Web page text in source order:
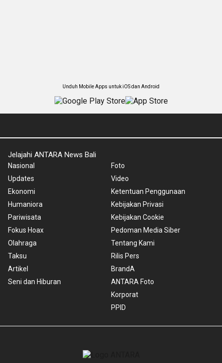
Unduh Mobile Apps untuk iOS dan Android
Jelajahi ANTARA News Bali
Nasional
Updates
Ekonomi
Humaniora
Pariwisata
Fokus Hoax
Olahraga
Taksu
Artikel
Seni dan Hiburan
Foto
Video
Ketentuan Penggunaan
Kebijakan Privasi
Kebijakan Cookie
Pedoman Media Siber
Tentang Kami
Rilis Pers
BrandA
ANTARA Foto
Korporat
PPID